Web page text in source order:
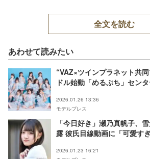
全文を読む
あわせて読みたい
“VAZ×ツインプラネット共
ドル始動「めるぷち」セン
2026.01.26 13:36
モデルプレス
「今日好き」瀬乃真帆子、
露 彼氏目線動画に「可愛す
2026.01.23 16:21